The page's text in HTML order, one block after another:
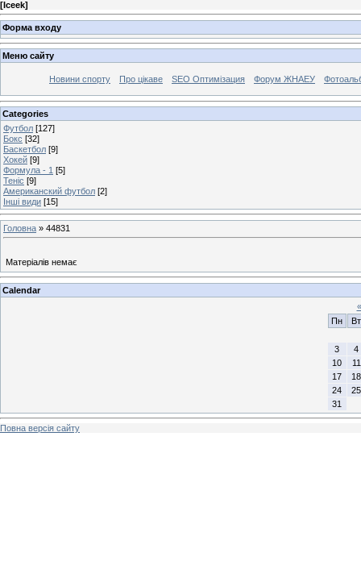
[Iceek]
Форма входу
Меню сайту
Новини спорту Про цікаве SEO Оптимізация Форум ЖНАЕУ
Categories
Футбол [127]
Бокс [32]
Баскетбол [9]
Хокей [9]
Формула - 1 [5]
Теніс [9]
Американский футбол [2]
Інші види [15]
Головна » 44831
Матеріалів немає
Calendar
«
Пн
Вт
3
4
10
11
17
18
24
25
31
Повна версія сайту